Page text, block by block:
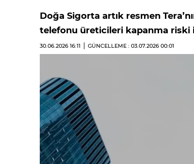
Doğa Sigorta artık resmen
telefonu üreticileri kapanma riski
30.06.2026 16:11 GÜNCELLEME : 03.07.2026 00:01